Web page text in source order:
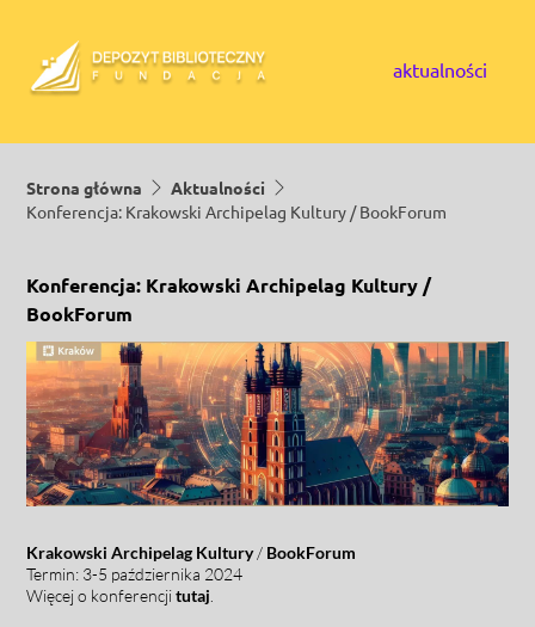
aktualności
Strona główna
Aktualności
Konferencja: Krakowski Archipelag Kultury / BookForum
Konferencja: Krakowski Archipelag Kultury /
BookForum
Krakowski Archipelag Kultury/ BookForum
Termin: 3-5 października 2024
Więcej o konferencjitutaj